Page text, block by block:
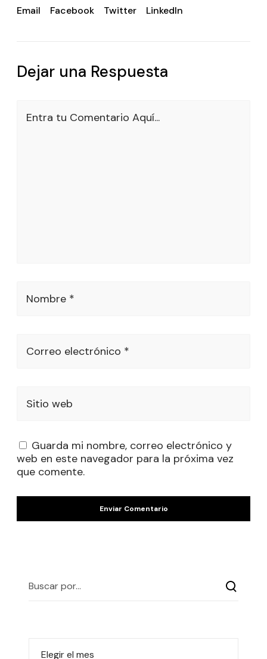
Email Facebook Twitter LinkedIn
Dejar una Respuesta
Entra tu Comentario Aquí...
Nombre *
Correo electrónico *
Sitio web
Guarda mi nombre, correo electrónico y
web en este navegador para la próxima vez
que comente.